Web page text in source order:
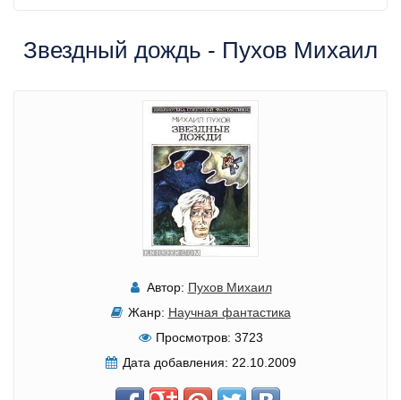
Звездный дождь - Пухов Михаил
Автор: Пухов Михаил
Жанр: Научная фантастика
Просмотров: 3723
Дата добавления: 22.10.2009